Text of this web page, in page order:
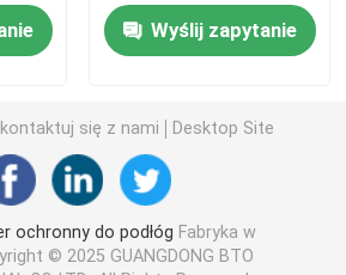
w rolce
Wyślij zapytanie
się z nami Desktop Site
ochronny do podłóg Fabryka w
© 2025 GUANGDONG BTO